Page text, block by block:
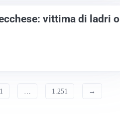
vittima di ladri o
1.251 →